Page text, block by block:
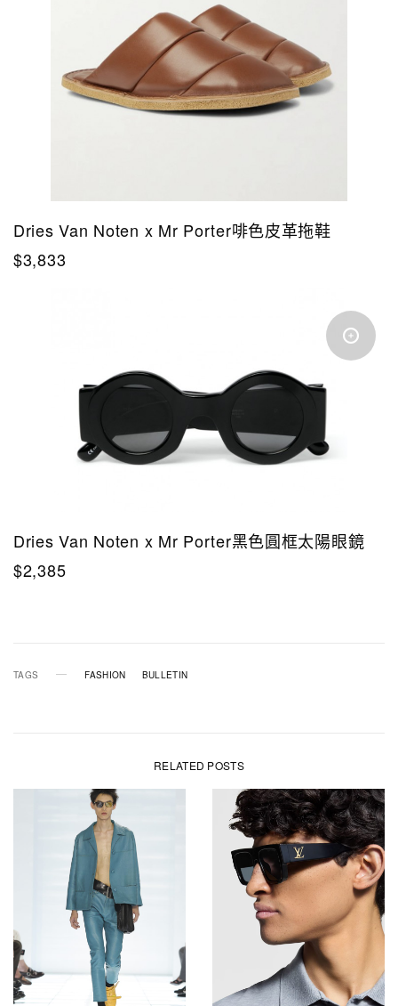
Dries Van Noten x Mr Porter啡色皮革拖鞋
$3,833
Dries Van Noten x Mr Porter黑色圓框太陽眼鏡
$2,385
TAGS FASHION BULLETIN
RELATED POSTS